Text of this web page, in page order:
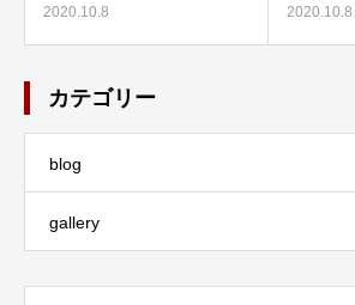
2020.10.8 2020.10.8
カテゴリー
blog
gallery